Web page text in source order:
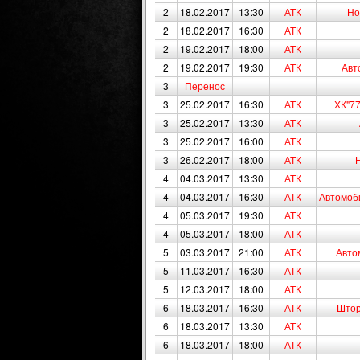
2
18.02.2017 13:30 АТК
2
18.02.2017 16:30 АТК
2
19.02.2017 18:00 АТК
2
19.02.2017 19:30 АТК
3
Перенос
3
25.02.2017 16:30 АТК
3
25.02.2017 13:30 АТК
3
25.02.2017 16:00 АТК
3
26.02.2017 18:00 АТК
4
04.03.2017 13:30 АТК
4
04.03.2017 16:30 АТК
4
05.03.2017 19:30 АТК
4
05.03.2017 18:00 АТК
5
03.03.2017 21:00 АТК
5
11.03.2017 16:30 АТК
5
12.03.2017 18:00 АТК
6
18.03.2017 16:30 АТК
6
18.03.2017 13:30 АТК
6
18.03.2017 18:00 АТК